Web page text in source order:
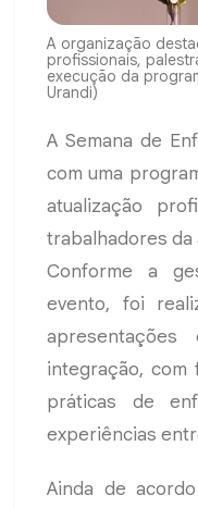
A organização
profissionais,
execução da
Urandi)
A Semana de
com uma
atualização
trabalhadores da
Conforme a
evento, foi
integração, com
práticas de
experiências
Ainda de